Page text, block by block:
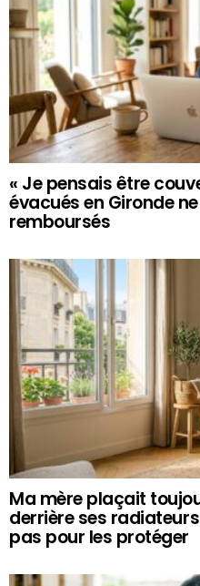
« Je pensais être
évacués en Gironde
remboursés
Ma mère plaçait
derrière ses
pas pour les protéger